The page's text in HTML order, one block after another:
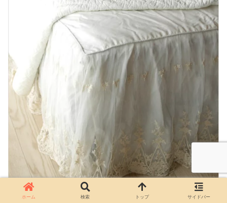
ホーム 検索 トップ サイドバー